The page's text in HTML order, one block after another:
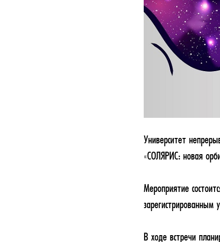
Университет
«СОЛЯРИС: новая
Мероприятие
зарегистрированным
В ходе встречи